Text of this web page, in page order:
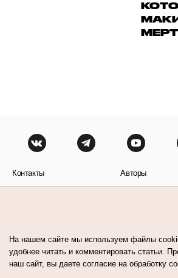
Контакты Авторы
На нашем сайте мы используем файлы
удобнее читать и комментировать статьи.
наш сайт, вы даете согласие на обработку